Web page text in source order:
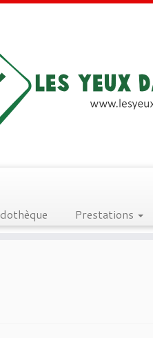
Prestations